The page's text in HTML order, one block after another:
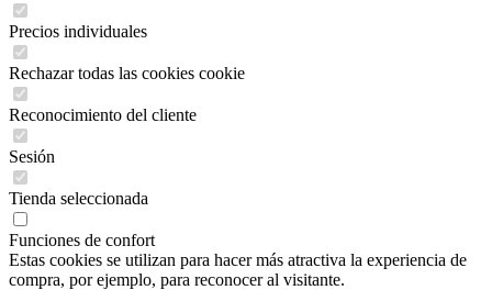
Precios individuales
Rechazar todas las cookies cookie
Reconocimiento del cliente
Sesión
Tienda seleccionada
Funciones de confort
Estas cookies se utilizan para hacer más atractiva la experiencia de
compra, por ejemplo, para reconocer al visitante.